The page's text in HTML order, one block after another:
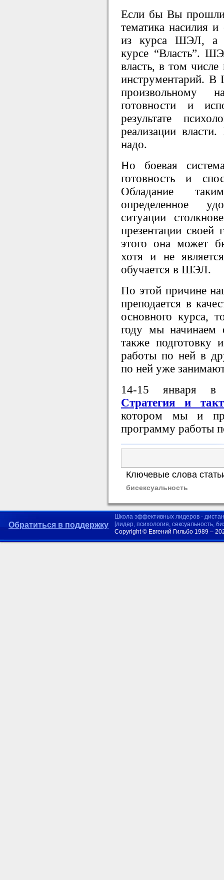
Если бы Вы
тематика насилия и
из курса ШЭЛ, а
курсе “Власть”.
власть, в том
инструментарий.
произвольному
готовности и
результате
реализации
надо.
Но боевая
готовность и
Обладание
определенное
ситуации
презентации
этого она может
хотя и не
обучается в ШЭЛ.
По этой причине
преподается в
основного курса,
году мы начинаем
также подготовку
работы по ней в
по ней уже
14-15 января в
Стратегия и
котором мы и
программу работы
Ключевые слова
бисексуальность
Обратиться в поддержку
Школа эффективных лидеров -
[лидер, психология, сексуальность,
Copyright © Евгений Гильбо 1989 –